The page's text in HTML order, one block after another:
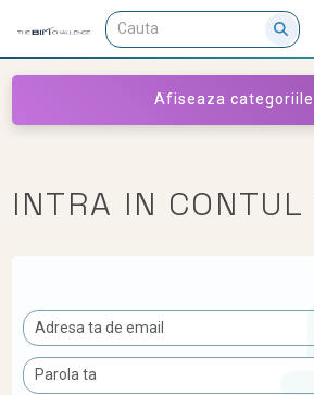
Afiseaza categoriile
INTRA IN CONTUL